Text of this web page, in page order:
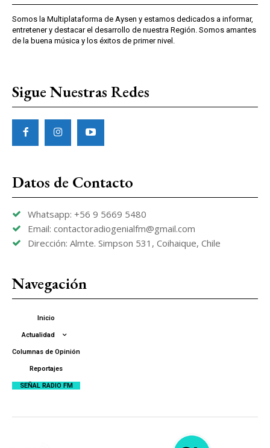
Somos la Multiplataforma de Aysen y estamos dedicados a informar,
entretener y destacar el desarrollo de nuestra Región. Somos amantes
de la buena música y los éxitos de primer nivel.
Sigue Nuestras Redes
Datos de Contacto
Whatsapp: +56 9 5669 5480
Email: contactoradiogenialfm@gmail.com
Dirección: Almte. Simpson 531, Coihaique, Chile
Navegación
Inicio
Actualidad
Columnas de Opinión
Reportajes
SEÑAL RADIO FM